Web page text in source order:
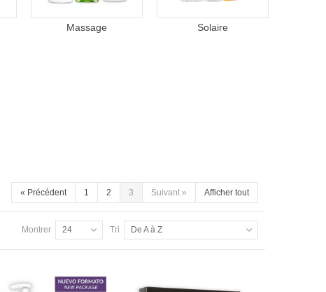
Massage Solaire
« Précédent 1 2 3 Suivant » Afficher tout
Tri De A à Z
Montrer 24